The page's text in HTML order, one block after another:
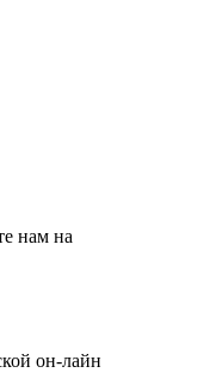
нам на
он-лайн